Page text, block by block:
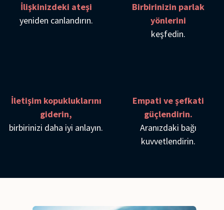
İlişkinizdeki ateşi
yeniden canlandırın.
Birbirinizin parlak
yönlerini
keşfedin.
İletişim kopukluklarını
giderin,
birbirinizi daha iyi anlayın.
Empati ve şefkati
güçlendirin.
Aranızdaki bağı
kuvvetlendirin.